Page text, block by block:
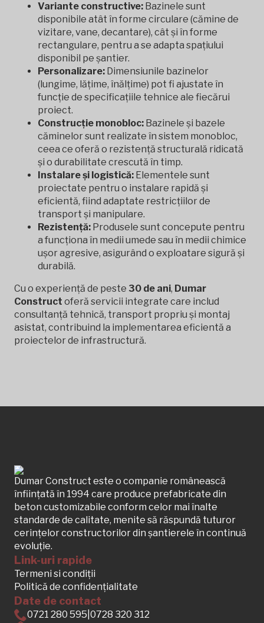
Variante constructive: Bazinele sunt
disponibile atât în forme circulare (cămine de
vizitare, vane, decantare), cât și în forme
rectangulare, pentru a se adapta spațiului
disponibil pe șantier.
Personalizare: Dimensiunile bazinelor
(lungime, lățime, înălțime) pot fi ajustate în
funcție de specificațiile tehnice ale fiecărui
proiect.
Construcție monobloc: Bazinele și bazele
căminelor sunt realizate în sistem monobloc,
ceea ce oferă o rezistență structurală ridicată
și o durabilitate crescută în timp.
Instalare și logistică: Elementele sunt
proiectate pentru o instalare rapidă și
eficientă, fiind adaptate restricțiilor de
transport și manipulare.
Rezistență: Produsele sunt concepute pentru
a funcționa în medii umede sau în medii chimice
ușor agresive, asigurând o exploatare sigură și
durabilă.
Cu o experiență de peste 30 de ani, Dumar
Construct oferă servicii integrate care includ
consultanță tehnică, transport propriu și montaj
asistat, contribuind la implementarea eficientă a
proiectelor de infrastructură.
Dumar Construct este o companie românească
înființată în 1994 care produce prefabricate din
beton customizabile conform celor mai înalte
standarde de calitate, menite să răspundă tuturor
cerințelor constructorilor din șantierele în continuă
evoluție.
Link-uri rapide
Termeni si condiții
Politică de confidențialitate
Date de contact
0721 280 595 0728 320 312